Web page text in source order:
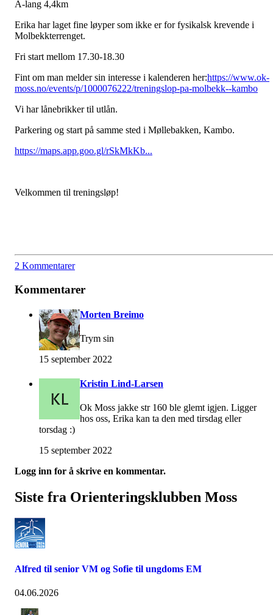
A-lang 4,4km
Erika har laget fine løyper som ikke er for fysikalsk krevende i
Molbekkterrenget.
Fri start mellom 17.30-18.30
Fint om man melder sin interesse i kalenderen her:https://www.ok-
moss.no/events/p/1000076222/treningslop-pa-molbekk--kambo
Vi har lånebrikker til utlån.
Parkering og start på samme sted i Møllebakken, Kambo.
https://maps.app.goo.gl/rSkMkKb...
Velkommen til treningsløp!
2 Kommentarer
Kommentarer
Morten Breimo
Trym sin
15 september 2022
Kristin Lind-Larsen
Ok Moss jakke str 160 ble glemt igjen. Ligger
hos oss, Erika kan ta den med tirsdag eller
torsdag :)
15 september 2022
Logg inn for å skrive en kommentar.
Siste fra Orienteringsklubben Moss
Alfred til senior VM og Sofie til ungdoms EM
04.06.2026